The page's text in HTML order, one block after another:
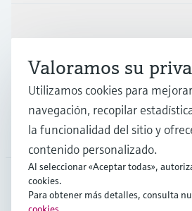
Compañía
COL•Español
Valoramos su
Utilizamos cookies para
navegación, recopilar
la funcionalidad del sitio y
contenido personalizado.
Al seleccionar «Aceptar todas»,
cookies.
Para obtener más detalles, consulta